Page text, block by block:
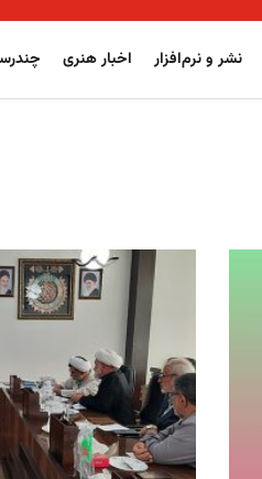
نشر و نرم‌افزار اخبار هنری